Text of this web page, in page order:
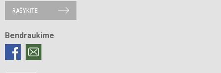
RAŠYKITE
Bendraukime